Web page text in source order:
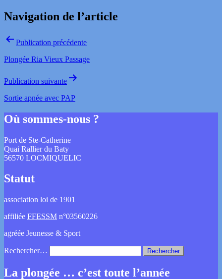
Navigation de l’article
Publication précédente
Plongée Ria Vieux Passage
Publication suivante
Sortie apnée avec PAP
Où sommes-nous ?
Port de Ste-Catherine
Quai Rallier du Baty
56570 LOCMIQUELIC
Statut
association loi de 1901
affiliée FFESSM n°03560226
agréée Jeunesse & Sport
Rechercher…
La plongée … c’est toute l’année